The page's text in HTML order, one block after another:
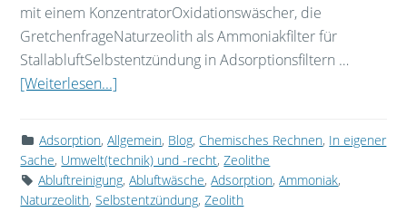
mit einem KonzentratorOxidationswäscher, die
GretchenfrageNaturzeolith als Ammoniakfilter für
StallabluftSelbstentzündung in Adsorptionsfiltern …
[Weiterlesen...]
Adsorption,Allgemein, Blog, Chemisches Rechnen, In eigener
Sache, Umwelt(technik) und -recht,Zeolithe
Abluftreinigung,Abluftwäsche,Adsorption,Ammoniak,
Naturzeolith,Selbstentzündung,Zeolith